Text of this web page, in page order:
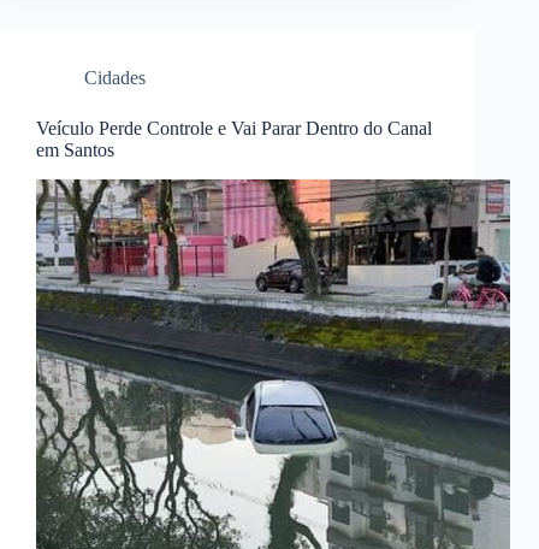
Cidades
Veículo Perde Controle e Vai Parar Dentro do Canal
em Santos